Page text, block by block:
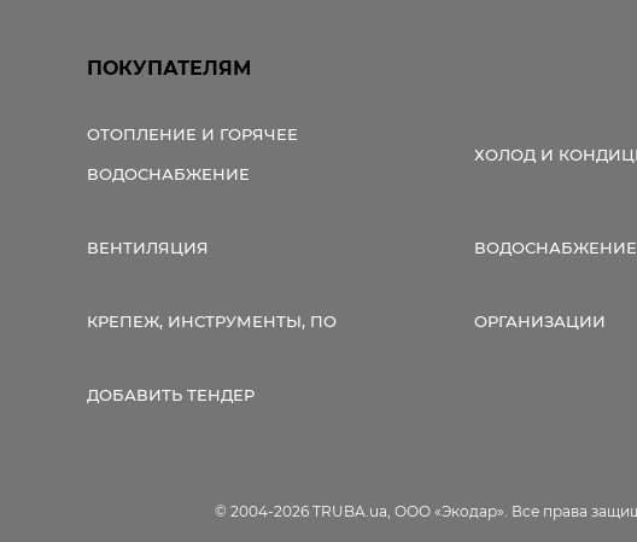
ПОКУПАТЕЛЯМ
ОТОПЛЕНИЕ И ГОРЯЧЕЕ
ВОДОСНАБЖЕНИЕ
ХОЛОД И
ВЕНТИЛЯЦИЯ
КРЕПЕЖ, ИНСТРУМЕНТЫ, ПО ОРГАНИЗАЦИИ
ДОБАВИТЬ ТЕНДЕР
© 2004-2026 TRUBA.ua, ООО «Экодар». Все права